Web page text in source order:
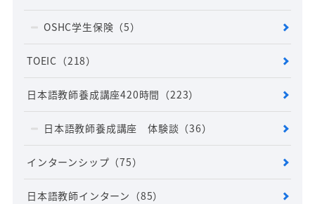
OSHC学生保険 （5）
TOEIC （218）
日本語教師養成講座420時間 （223）
日本語教師養成講座 体験談 （36）
インターンシップ （75）
日本語教師インターン （85）